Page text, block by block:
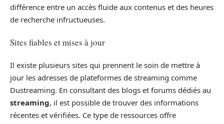
différence entre un accès fluide aux contenus et des heures
de recherche infructueuses.
Sites fiables et mises à jour
Il existe plusieurs sites qui prennent le soin de mettre à
jour les adresses de plateformes de streaming comme
Dustreaming. En consultant des blogs et forums dédiés au
streaming, il est possible de trouver des informations
récentes et vérifiées. Ce type de ressources offre